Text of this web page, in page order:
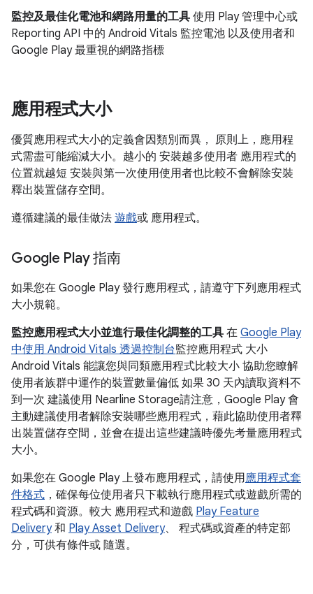
監控及最佳化電池和網路用量的工具 使用 Play 管理中心或
Reporting API 中的 Android Vitals 監控電池 以及使用者和
Google Play 最重視的網路指標
應用程式大小
優質應用程式大小的定義會因類別而異， 原則上，應用程
式需盡可能縮減大小。越小的 安裝越多使用者 應用程式的
位置就越短 安裝與第一次使用使用者也比較不會解除安裝
釋出裝置儲存空間。
遵循建議的最佳做法 遊戲或 應用程式。
Google Play 指南
如果您在 Google Play 發行應用程式，請遵守下列應用程式
大小規範。
監控應用程式大小並進行最佳化調整的工具 在 Google Play
中使用 Android Vitals 透過控制台監控應用程式 大小
Android Vitals 能讓您與同類應用程式比較大小 協助您瞭解
使用者族群中運作的裝置數量偏低 如果 30 天內讀取資料不
到一次 建議使用 Nearline Storage請注意，Google Play 會
主動建議使用者解除安裝哪些應用程式，藉此協助使用者釋
出裝置儲存空間，並會在提出這些建議時優先考量應用程式
大小。
如果您在 Google Play 上發布應用程式，請使用應用程式套
件格式 ，確保每位使用者只下載執行應用程式或遊戲所需的
程式碼和資源。較大 應用程式和遊戲 Play Feature
Delivery和 Play Asset Delivery、 程式碼或資產的特定部
分，可供有條件或 隨選。